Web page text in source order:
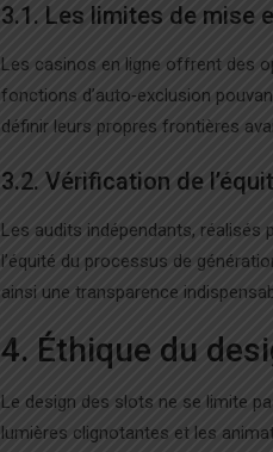
3.1. Les limites de mise
Les casinos en ligne offrent des
fonctions d’auto‑exclusion
définir leurs propres frontières
3.2. Vérification de
Les audits indépendants, réalisés
l’équité du processus de
ainsi une transparence
4. Éthique du
Le design des slots ne se limite
lumières clignotantes et les